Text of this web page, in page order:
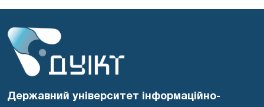
Державний університет інформаційно-